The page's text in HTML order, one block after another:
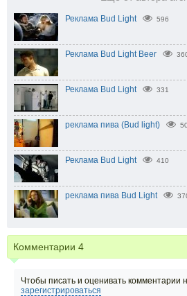
Реклама Bud Light 596
Реклама Bud Light Beer
Реклама Bud Light 331
реклама пива (Bud light)
Реклама Bud Light 410
реклама пива Bud Light
Комментарии 4
Чтобы писать и оценивать комментарии
зарегистрироваться